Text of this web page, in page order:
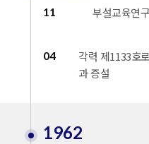
11 부설교육연
04
각력 제1133호
과 증설
1962